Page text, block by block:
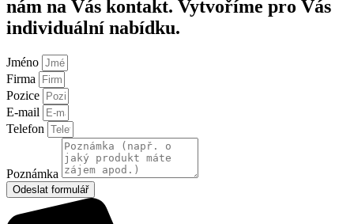
nám na Vás kontakt. Vytvoříme pro Vás
individuální nabídku.
Jméno
Firma
Pozice
E-mail
Telefon
Poznámka
Odeslat formulář